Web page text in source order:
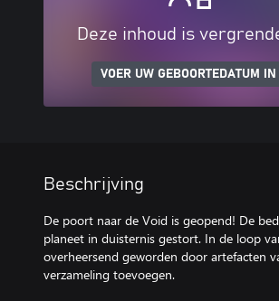
Deze inhoud is
VOER UW GEBOORTEDATUM IN
Beschrijving
De poort naar de Void is geopend! De
planeet in duisternis gestort. In de loop
overheersend geworden door artefacten
verzameling toevoegen.